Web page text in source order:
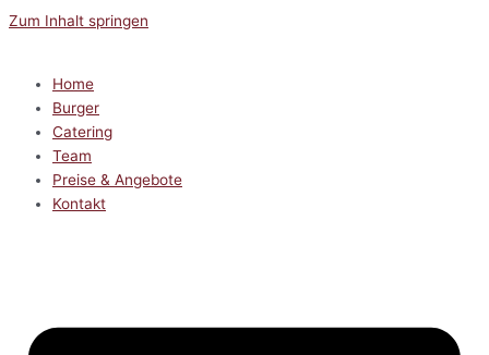
Zum Inhalt springen
Home
Burger
Catering
Team
Preise & Angebote
Kontakt